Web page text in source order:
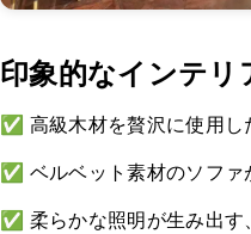
印象的なインテリ
✅ 高級木材を贅沢に使用し
✅ ベルベット素材のソフ
✅ 柔らかな照明が生み出